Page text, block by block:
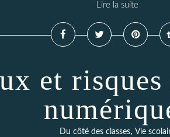
Lire la suite
et
Du côté des classes, Vie